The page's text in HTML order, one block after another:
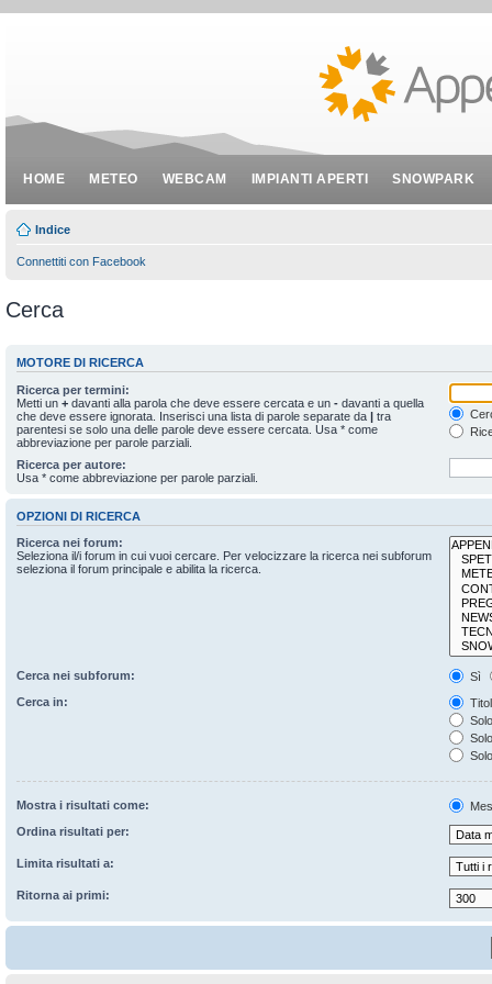
HOME METEO WEBCAM IMPIANTI APERTI SNOWPARK
Indice
Connettiti con Facebook
Cerca
MOTORE DI RICERCA
Ricerca per termini:
Metti un + davanti alla parola che deve essere cercata e un - davanti a quella
che deve essere ignorata. Inserisci una lista di parole separate da | tra
parentesi se solo una delle parole deve essere cercata. Usa * come
abbreviazione per parole parziali.
Ricerca per autore:
Usa * come abbreviazione per parole parziali.
OPZIONI DI RICERCA
Ricerca nei forum:
Seleziona il/i forum in cui vuoi cercare. Per velocizzare la ricerca nei subforum
seleziona il forum principale e abilita la ricerca.
Cerca nei subforum:
Sì
Cerca in:
Mostra i risultati come:
Ordina risultati per:
Limita risultati a:
Ritorna ai primi: